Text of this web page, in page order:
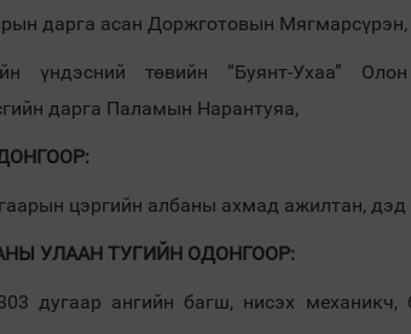
дарга асан Доржготовын Мягмарсүрэн,
үндэсний төвийн “Буянт-Ухаа”
дарга Паламын Нарантуяа,
цэргийн албаны ахмад ажилтан,
УЛААН ТУГИЙН ОДОНГООР:
дугаар ангийн багш, нисэх механикч,